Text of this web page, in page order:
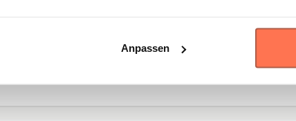
Anpassen
Abweichung bis zu